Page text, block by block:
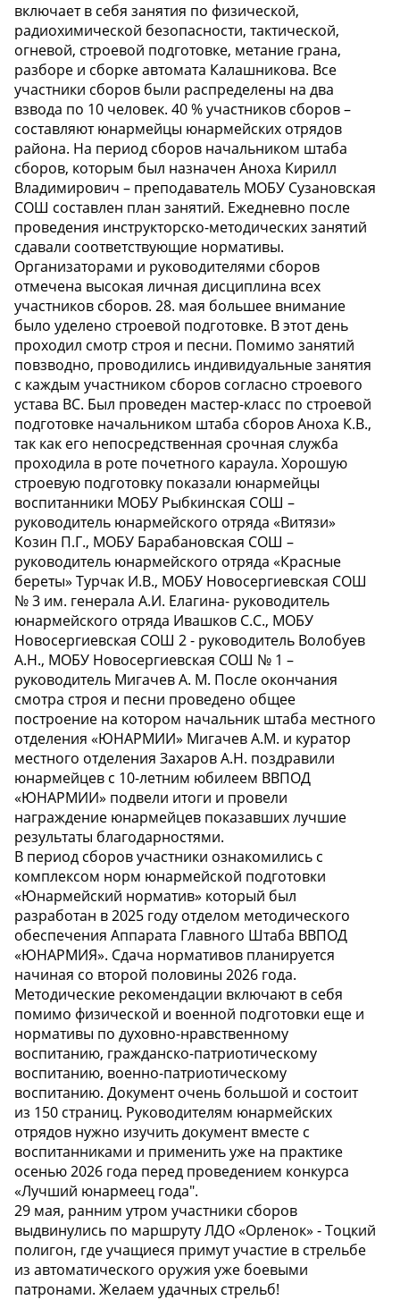
включает в себя занятия по физической,
радиохимической безопасности, тактической,
огневой, строевой подготовке, метание грана,
разборе и сборке автомата Калашникова. Все
участники сборов были распределены на два
взвода по 10 человек. 40 % участников сборов –
составляют юнармейцы юнармейских отрядов
района. На период сборов начальником штаба
сборов, которым был назначен Аноха Кирилл
Владимирович – преподаватель МОБУ Сузановская
СОШ составлен план занятий. Ежедневно после
проведения инструкторско-методических занятий
сдавали соответствующие нормативы.
Организаторами и руководителями сборов
отмечена высокая личная дисциплина всех
участников сборов. 28. мая большее внимание
было уделено строевой подготовке. В этот день
проходил смотр строя и песни. Помимо занятий
повзводно, проводились индивидуальные занятия
с каждым участником сборов согласно строевого
устава ВС. Был проведен мастер-класс по строевой
подготовке начальником штаба сборов Аноха К.В.,
так как его непосредственная срочная служба
проходила в роте почетного караула. Хорошую
строевую подготовку показали юнармейцы
воспитанники МОБУ Рыбкинская СОШ –
руководитель юнармейского отряда «Витязи»
Козин П.Г., МОБУ Барабановская СОШ –
руководитель юнармейского отряда «Красные
береты» Турчак И.В., МОБУ Новосергиевская СОШ
№ 3 им. генерала А.И. Елагина- руководитель
юнармейского отряда Ивашков С.С., МОБУ
Новосергиевская СОШ 2 - руководитель Волобуев
А.Н., МОБУ Новосергиевская СОШ № 1 –
руководитель Мигачев А. М. После окончания
смотра строя и песни проведено общее
построение на котором начальник штаба местного
отделения «ЮНАРМИИ» Мигачев А.М. и куратор
местного отделения Захаров А.Н. поздравили
юнармейцев с 10-летним юбилеем ВВПОД
«ЮНАРМИИ» подвели итоги и провели
награждение юнармейцев показавших лучшие
результаты благодарностями.
В период сборов участники ознакомились с
комплексом норм юнармейской подготовки
«Юнармейский норматив» который был
разработан в 2025 году отделом методического
обеспечения Аппарата Главного Штаба ВВПОД
«ЮНАРМИЯ». Сдача нормативов планируется
начиная со второй половины 2026 года.
Методические рекомендации включают в себя
помимо физической и военной подготовки еще и
нормативы по духовно-нравственному
воспитанию, гражданско-патриотическому
воспитанию, военно-патриотическому
воспитанию. Документ очень большой и состоит
из 150 страниц. Руководителям юнармейских
отрядов нужно изучить документ вместе с
воспитанниками и применить уже на практике
осенью 2026 года перед проведением конкурса
«Лучший юнармеец года".
29 мая, ранним утром участники сборов
выдвинулись по маршруту ЛДО «Орленок» - Тоцкий
полигон, где учащиеся примут участие в стрельбе
из автоматического оружия уже боевыми
патронами. Желаем удачных стрельб!